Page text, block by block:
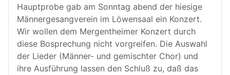
Hauptprobe gab am Sonntag abend der hiesige
Männergesangverein im Löwensaal ein Konzert.
Wir wollen dem Mergentheimer Konzert durch
diese Bosprechung nicht vorgreifen. Die Auswahl
der Lieder (Männer- und gemischter Chor) und
ihre Ausführung lassen den Schluß zu, daß das